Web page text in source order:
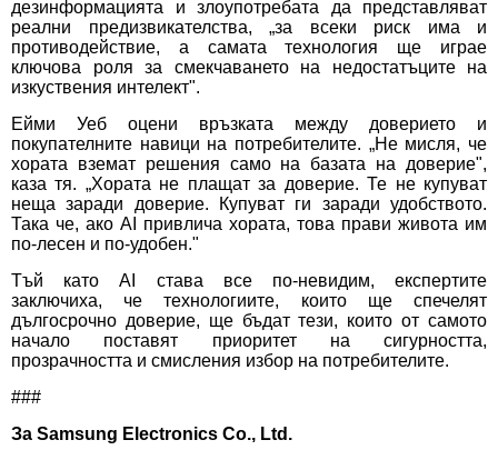
дезинформацията и злоупотребата да представляват
реални предизвикателства, „за всеки риск има и
противодействие, а самата технология ще играе
ключова роля за смекчаването на недостатъците на
изкуствения интелект".
Ейми Уеб оцени връзката между доверието и
покупателните навици на потребителите. „Не мисля, че
хората вземат решения само на базата на доверие",
каза тя. „Хората не плащат за доверие. Те не купуват
неща заради доверие. Купуват ги заради удобството.
Така че, ако AI привлича хората, това прави живота им
по-лесен и по-удобен."
Тъй като AI става все по-невидим, експертите
заключиха, че технологиите, които ще спечелят
дългосрочно доверие, ще бъдат тези, които от самото
начало поставят приоритет на сигурността,
прозрачността и смисления избор на потребителите.
###
За Samsung Electronics Co., Ltd.